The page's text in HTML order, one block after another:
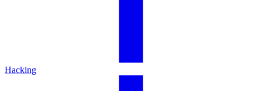
Hacking